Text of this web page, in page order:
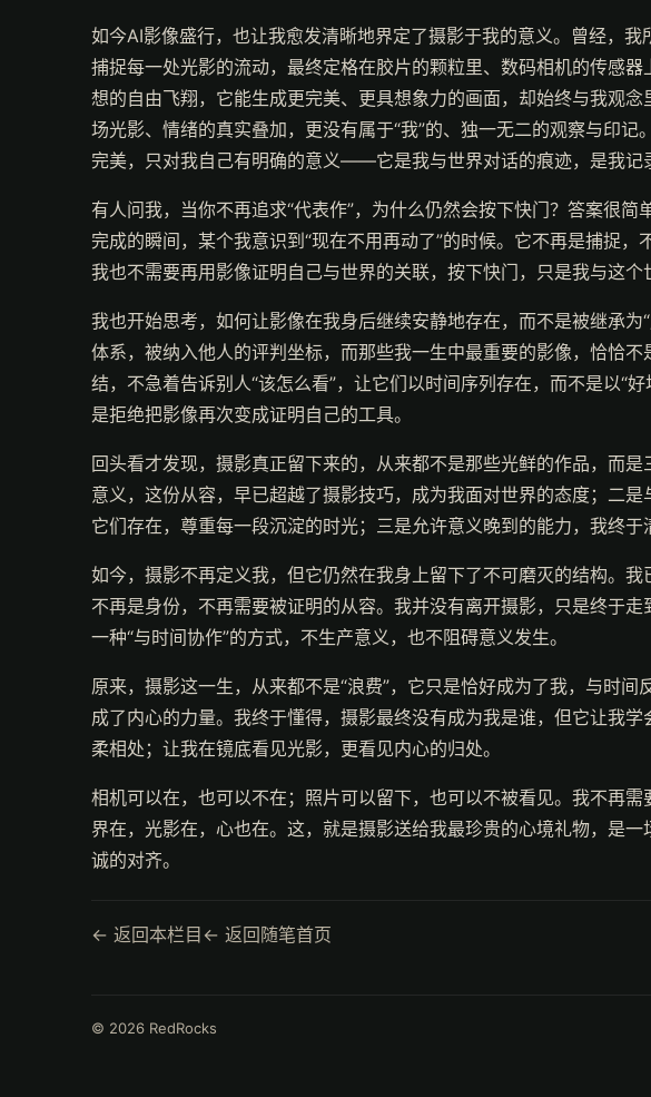
如今AI影像盛行，也让我愈发清晰地界定了摄影于我的意义。曾经，
捕捉每一处光影的流动，最终定格在胶片的颗粒里、数码相机的传感
想的自由飞翔，它能生成更完美、更具想象力的画面，却始终与我观
场光影、情绪的真实叠加，更没有属于“我”的、独一无二的观察与印
完美，只对我自己有明确的意义——它是我与世界对话的痕迹，是我记
有人问我，当你不再追求“代表作”，为什么仍然会按下快门？答案很
完成的瞬间，某个我意识到“现在不用再动了”的时候。它不再是捕捉
我也不需要再用影像证明自己与世界的关联，按下快门，只是我与这个
我也开始思考，如何让影像在我身后继续安静地存在，而不是被继承
体系，被纳入他人的评判坐标，而那些我一生中最重要的影像，恰恰
结，不急着告诉别人“该怎么看”，让它们以时间序列存在，而不是以“
是拒绝把影像再次变成证明自己的工具。
回头看才发现，摄影真正留下来的，从来都不是那些光鲜的作品，而
意义，这份从容，早已超越了摄影技巧，成为我面对世界的态度；二
它们存在，尊重每一段沉淀的时光；三是允许意义晚到的能力，我终
如今，摄影不再定义我，但它仍然在我身上留下了不可磨灭的结构。
不再是身份，不再需要被证明的从容。我并没有离开摄影，只是终于
一种“与时间协作”的方式，不生产意义，也不阻碍意义发生。
原来，摄影这一生，从来都不是“浪费”，它只是恰好成为了我，与时
成了内心的力量。我终于懂得，摄影最终没有成为我是谁，但它让我
柔相处；让我在镜底看见光影，更看见内心的归处。
相机可以在，也可以不在；照片可以留下，也可以不被看见。我不再
界在，光影在，心也在。这，就是摄影送给我最珍贵的心境礼物，是
诚的对齐。
← 返回本栏目 ← 返回随笔首页
© 2026 RedRocks